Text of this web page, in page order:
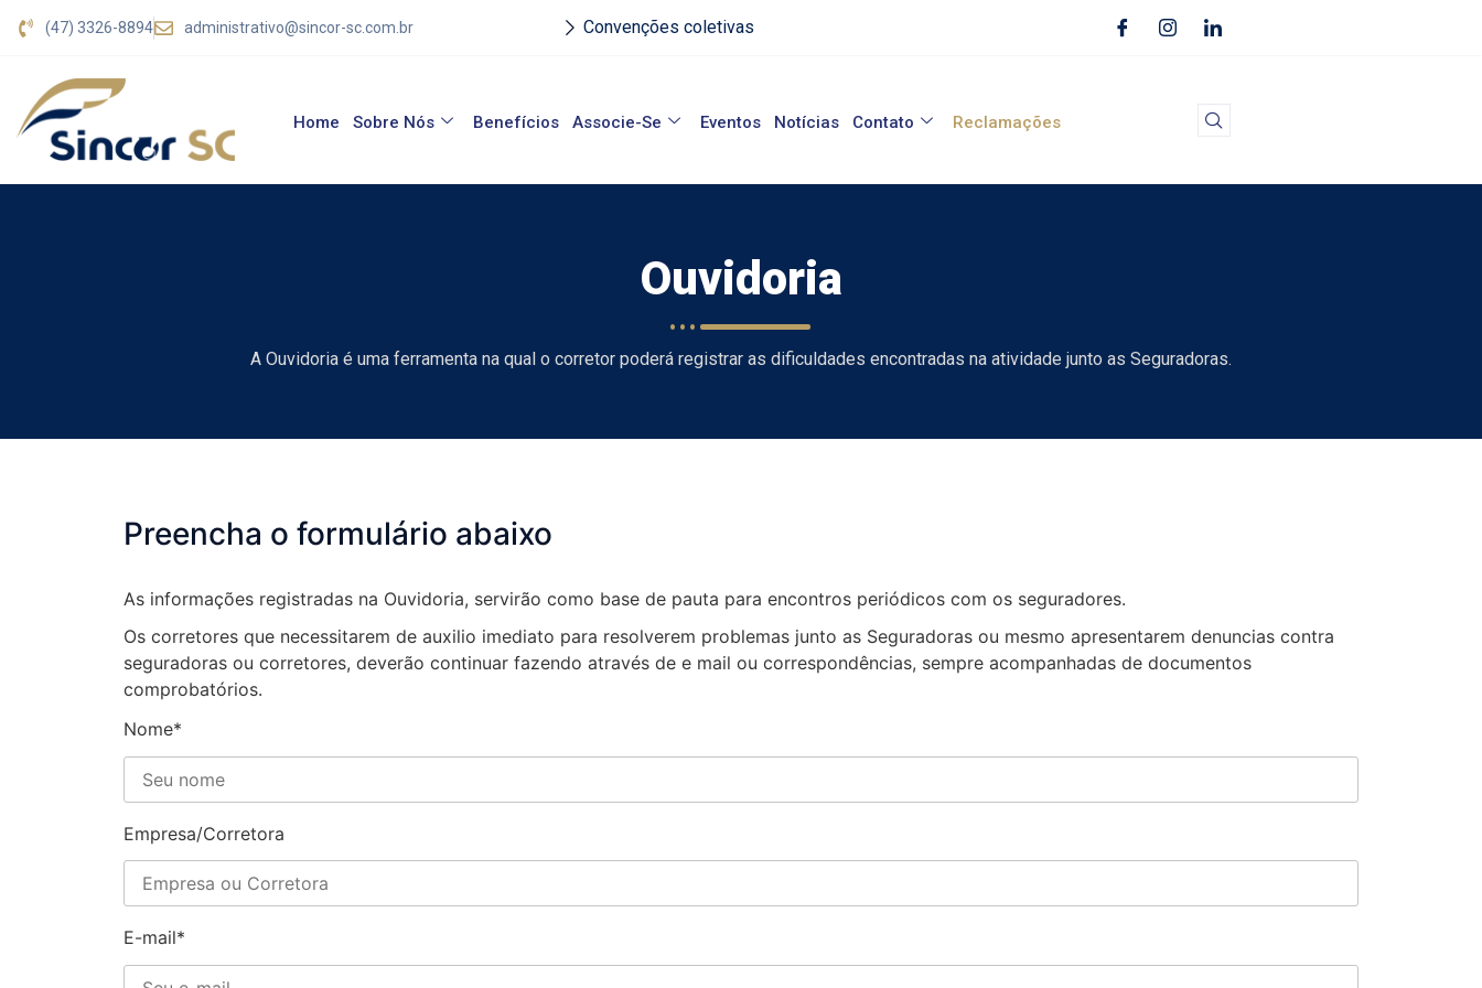
(47) 3326-8894 administrativo@sincor-sc.com.br Convenções coletivas
Home Sobre Nós Benefícios Associe-Se Eventos Notícias Contato Reclamações
Ouvidoria
A Ouvidoria é uma ferramenta na qual o corretor poderá registrar as dificuldades encontradas na atividade junto as Seguradoras.
Preencha o formulário abaixo
As informações registradas na Ouvidoria, servirão como base de pauta para encontros periódicos com os seguradores.
Os corretores que necessitarem de auxilio imediato para resolverem problemas junto as Seguradoras ou mesmo apresentarem denuncias contra
seguradoras ou corretores, deverão continuar fazendo através de e mail ou correspondências, sempre acompanhadas de documentos
comprobatórios.
Nome*
Empresa/Corretora
E-mail*